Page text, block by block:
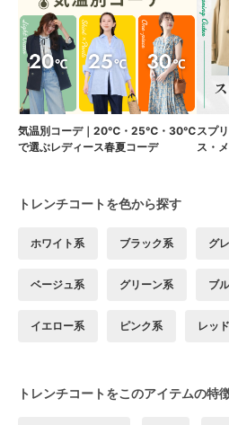
気温別コーデ｜20℃・25℃・30℃
で選ぶレディース春夏コーデ
スプ
ス・
トレンチコートを色から探す
ホワイト系 ブラック系 グ
ベージュ系 グリーン系 ブ
イエロー系 ピンク系 レッ
トレンチコートをこのアイテムの特